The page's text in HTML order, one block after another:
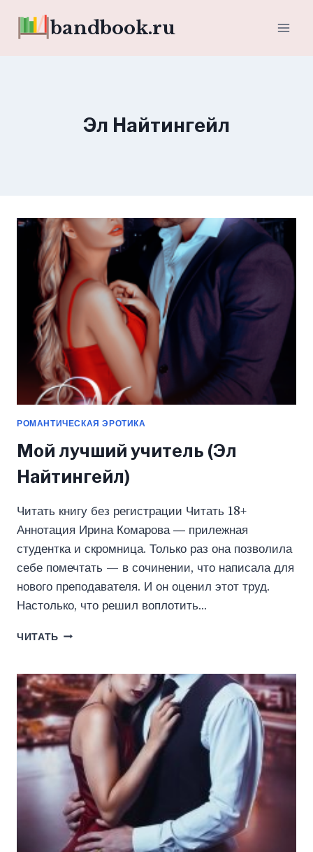
bandbook.ru
Эл Найтингейл
РОМАНТИЧЕСКАЯ ЭРОТИКА
Мой лучший учитель (Эл
Найтингейл)
Читать книгу без регистрации Читать 18+
Аннотация Ирина Комарова ― прилежная
студентка и скромница. Только раз она позволила
себе помечтать — в сочинении, что написала для
нового преподавателя. И он оценил этот труд.
Настолько, что решил воплотить…
ЧИТАТЬ МОЙ
(ЭЛ
НАЙТИНГЕЙЛ)